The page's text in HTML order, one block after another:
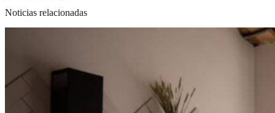
Noticias relacionadas